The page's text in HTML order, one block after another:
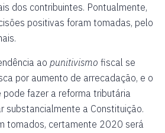
dos contribuintes. Pontualmente,
positivas foram tomadas, pelo
ao punitivismo fiscal se
por aumento de arrecadação, e o
pode fazer a reforma tributária
substancialmente a Constituição.
tomados, certamente 2020 será